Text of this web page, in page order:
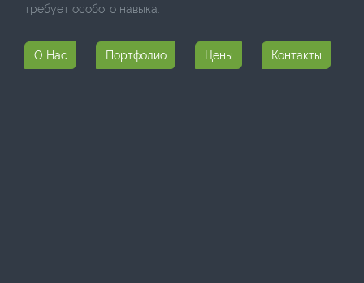
требует особого навыка.
О Нас Портфолио Цены Контакты